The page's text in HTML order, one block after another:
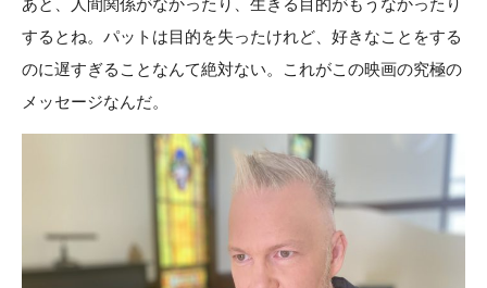
あと、人間関係がなかったり、生きる目的がもうなかったり
するとね。パットは目的を失ったけれど、好きなことをする
のに遅すぎることなんて絶対ない。これがこの映画の究極の
メッセージなんだ。